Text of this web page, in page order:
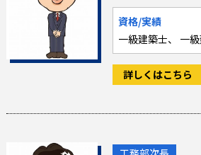
資格/実績
詳しくはこちら